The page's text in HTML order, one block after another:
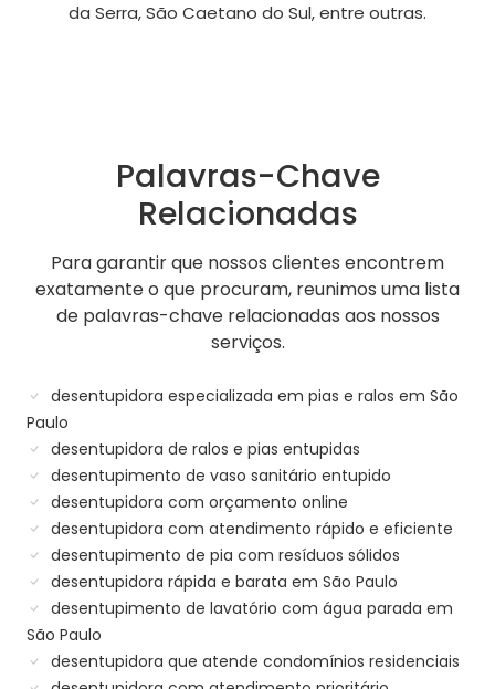
da Serra, São Caetano do Sul, entre outras.
Palavras-Chave
Relacionadas
Para garantir que nossos clientes encontrem
exatamente o que procuram, reunimos uma lista
de palavras-chave relacionadas aos nossos
serviços.
desentupidora especializada em pias e ralos em São
Paulo
desentupidora de ralos e pias entupidas
desentupimento de vaso sanitário entupido
desentupidora com orçamento online
desentupidora com atendimento rápido e eficiente
desentupimento de pia com resíduos sólidos
desentupidora rápida e barata em São Paulo
desentupimento de lavatório com água parada em
São Paulo
desentupidora que atende condomínios residenciais